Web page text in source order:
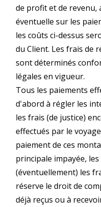
de profit et de revenu,
éventuelle sur les
les coûts ci-dessus
du Client. Les frais de
sont déterminés
légales en vigueur.
Tous les paiements
d'abord à régler les
les frais (de justice)
effectués par le
paiement de ces
principale impayée,
(éventuellement) les
réserve le droit de
déjà reçus ou à